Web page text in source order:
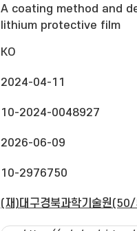
A coating method and
lithium protective film
KO
2024-04-11
10-2024-0048927
2026-06-09
10-2976750
(재)대구경북과학기술원